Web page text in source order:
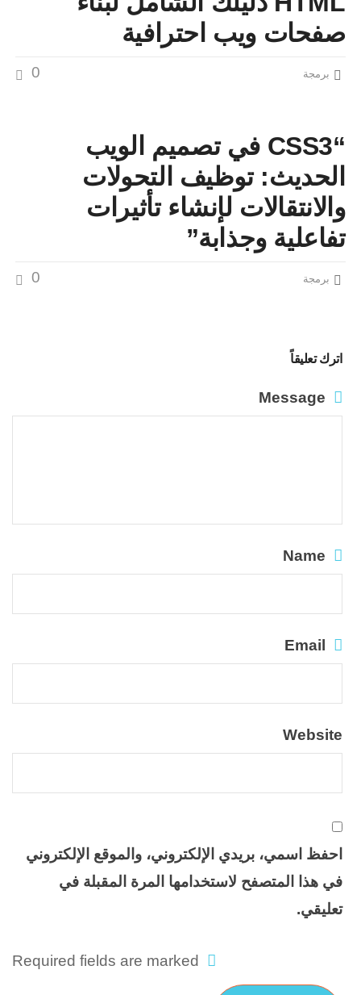
صفحات ويب احترافية
برمجة 0
“CSS3 في تصميم الويب
الحديث: توظيف التحولات
والانتقالات لإنشاء تأثيرات
تفاعلية وجذابة”
برمجة 0
اترك تعليقاً
Message
Name
Email
Website
احفظ اسمي، بريدي الإلكتروني، والموقع الإلكتروني
في هذا المتصفح لاستخدامها المرة المقبلة في
تعليقي.
Required fields are marked